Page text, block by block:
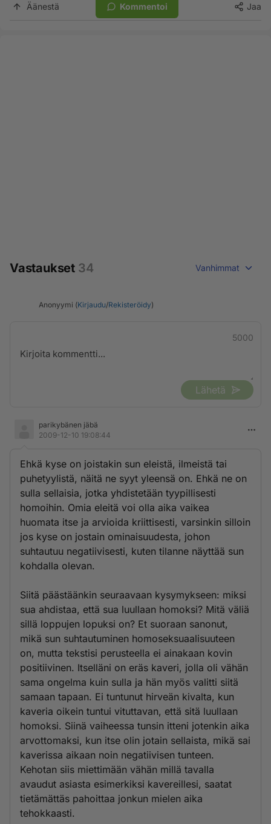
Äänestä Kommentoi Jaa
Vastaukset 34 Vanhimmat
Anonyymi (Kirjaudu/Rekisteröidy)
5000
Lähetä
parikybänen jäbä
2009-12-10 19:08:44
Ehkä kyse on joistakin sun eleistä, ilmeistä tai
puhetyylistä, näitä ne syyt yleensä on. Ehkä ne on
sulla sellaisia, jotka yhdistetään tyypillisesti
homoihin. Omia eleitä voi olla aika vaikea
huomata itse ja arvioida kriittisesti, varsinkin silloin
jos kyse on jostain ominaisuudesta, johon
suhtautuu negatiivisesti, kuten tilanne näyttää sun
kohdalla olevan.
Siitä päästäänkin seuraavaan kysymykseen: miksi
sua ahdistaa, että sua luullaan homoksi? Mitä väliä
sillä loppujen lopuksi on? Et suoraan sanonut,
mikä sun suhtautuminen homoseksuaalisuuteen
on, mutta tekstisi perusteella ei ainakaan kovin
positiivinen. Itselläni on eräs kaveri, jolla oli vähän
sama ongelma kuin sulla ja hän myös valitti siitä
samaan tapaan. Ei tuntunut hirveän kivalta, kun
kaveria oikein tuntui vituttavan, että sitä luullaan
homoksi. Siinä vaiheessa tunsin itteni jotenkin aika
arvottomaksi, kun itse olin jotain sellaista, mikä sai
kaverissa aikaan noin negatiivisen tunteen.
Kehotan siis miettimään vähän millä tavalla
avaudut asiasta esimerkiksi kavereillesi, saatat
tietämättäs pahoittaa jonkun mielen aika
tehokkaasti.